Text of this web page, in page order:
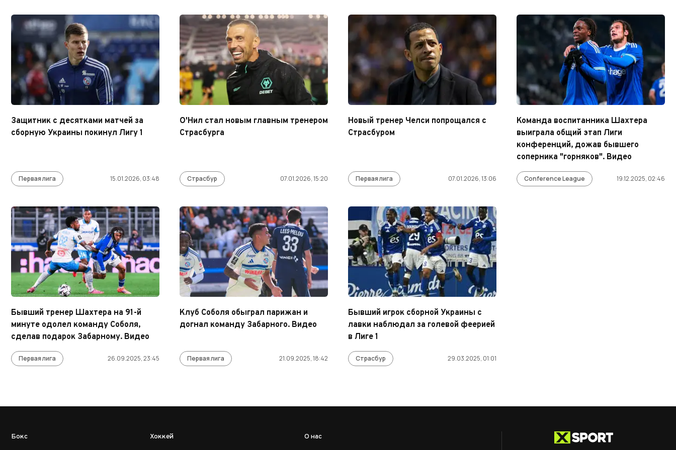
Защитник с десятками матчей за
сборную Украины покинул Лигу 1
Первая лига 15.01.2026, 03:48
О'Нил стал новым главным тренером
Страсбурга
Страсбур 07.01.2026, 15:20
Новый тренер Челси попрощался с
Страсбуром
Первая лига 07.01.2026, 13:06
Команда воспитанника Шахтера
выиграла общий этап Лиги
конференций, дожав бывшего
соперника "горняков". Видео
Conference League 19.12.2025, 02:46
Бывший тренер Шахтера на 91-й
минуте одолел команду Соболя,
сделав подарок Забарному. Видео
Первая лига 26.09.2025, 23:45
Клуб Соболя обыграл парижан и
догнал команду Забарного. Видео
Первая лига 21.09.2025, 18:42
Бывший игрок сборной Украины с
лавки наблюдал за голевой феерией
в Лиге 1
Страсбур 29.03.2025, 01:01
Бокс Хоккей О нас